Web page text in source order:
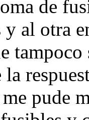
de
y al otra
tampoco
la
pude